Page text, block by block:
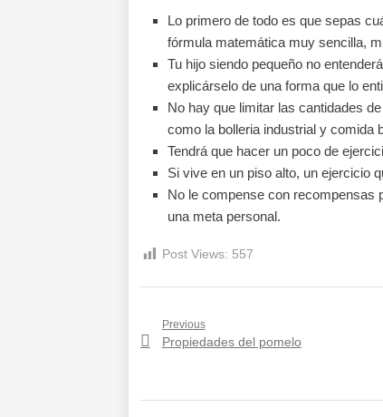
Lo primero de todo es que sepas
fórmula matemática muy sencilla,
Tu hijo siendo pequeño no
explicárselo de una forma que lo
No hay que limitar las cantidades
como la bolleria industrial y comida
Tendrá que hacer un poco de
Si vive en un piso alto, un ejercicio
No le compense con recompensas
una meta personal.
Post Views: 557
Navegación
entradas
Previous
Previous
Propiedades del pomelo